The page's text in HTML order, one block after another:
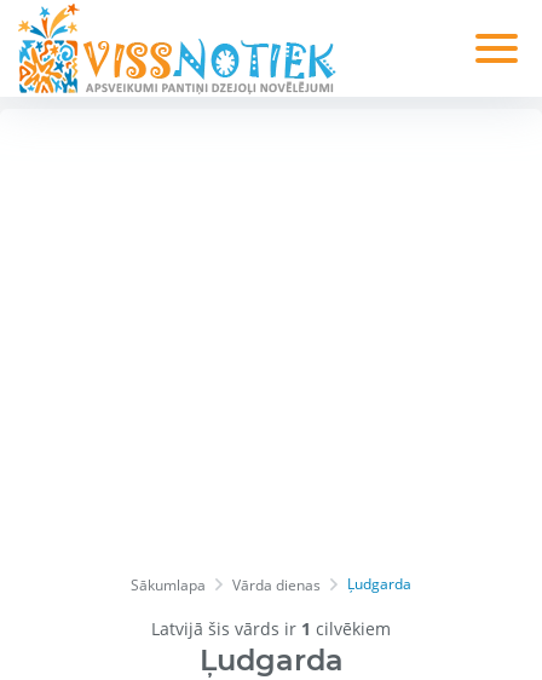
Sākumlapa Vārda dienas Ļudgarda
Latvijā šis vārds ir 1 cilvēkiem
Ļudgarda